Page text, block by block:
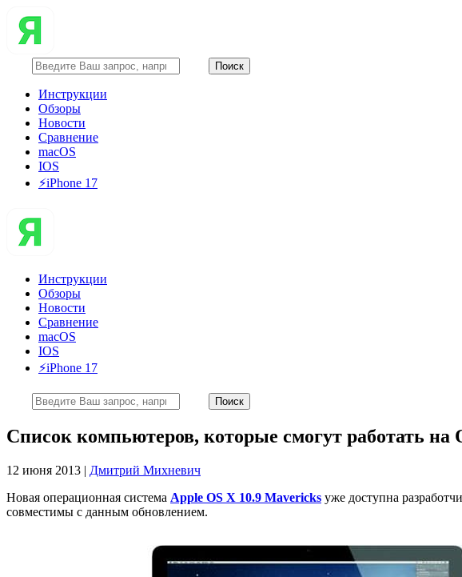
Инструкции
Обзоры
Новости
Сравнение
macOS
IOS
⚡️iPhone 17
Инструкции
Обзоры
Новости
Сравнение
macOS
IOS
⚡️iPhone 17
Список компьютеров, которые смогут работать на
12 июня 2013 | Дмитрий Михневич
Новая операционная система Apple OS X 10.9 Mavericks уже доступна
совместимы с данным обновлением.